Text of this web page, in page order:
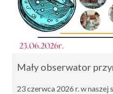
Mały obserwator
23 czerwca 2026 r. w naszej